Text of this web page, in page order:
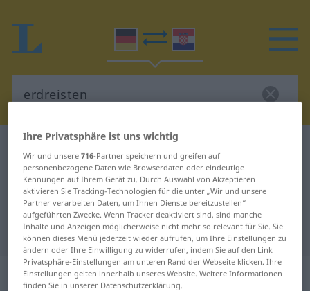
Deutsch-Kroatisch Wörterbuch
Deutsch-Kroatisch Übersetzung für
"erdreisten"
"erdreisten" Kroatisch Übersetzung
„erdreisten“
Ihre Privatsphäre ist uns wichtig
Wir und unsere716-Partner speichern und greifen auf
personenbezogene Daten wie Browserdaten oder eindeutige
Kennungen auf Ihrem Gerät zu. Durch Auswahl von Akzeptieren
aktivieren Sie Tracking-Technologien für die unter „Wir und unsere
Partner verarbeiten Daten, um Ihnen Dienste bereitzustellen“
aufgeführten Zwecke. Wenn Tracker deaktiviert sind, sind manche
Inhalte und Anzeigen möglicherweise nicht mehr so relevant für Sie. Sie
können dieses Menü jederzeit wieder aufrufen, um Ihre Einstellungen zu
ändern oder Ihre Einwilligung zu widerrufen, indem Sie auf den Link
Privatsphäre-Einstellungen am unteren Rand der Webseite klicken. Ihre
Einstellungen gelten innerhalb unseres Website. Weitere Informationen
finden Sie in unserer Datenschutzerklärung.